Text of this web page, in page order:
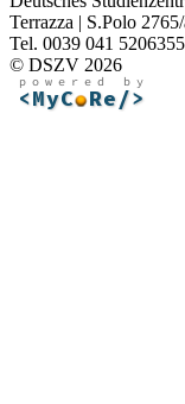
Terrazza | S.Polo
Tel. 0039 041
© DSZV 2026